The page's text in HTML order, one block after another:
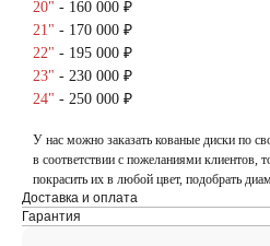
20" - 160 000 ₽
21" - 170 000 ₽
22" - 195 000 ₽
23" - 230 000 ₽
24" - 250 000 ₽
У нас можно заказать кованые диски по
в соответствии с пожеланиями клиентов,
покрасить их в любой цвет, подобрать
Доставка и оплата
Гарантия